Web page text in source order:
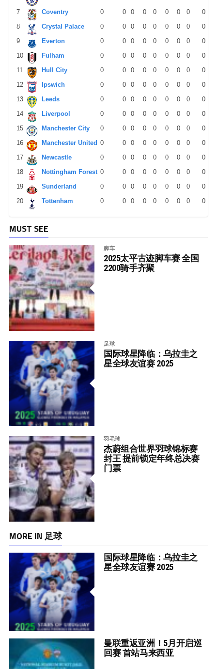
7
Coventry 0 0 0 0 0 0 0 0
0
8
Crystal Palace 0 0 0 0 0 0 0 0
0
9
Everton 0 0 0 0 0 0 0 0
0
10
Fulham 0 0 0 0 0 0 0 0
0
11
Hull City 0 0 0 0 0 0 0 0
0
12
Ipswich 0 0 0 0 0 0 0 0
0
13
Leeds 0 0 0 0 0 0 0 0
0
14
Liverpool 0 0 0 0 0 0 0 0
0
15
Manchester City 0 0 0 0 0 0 0 0
0
16
Manchester United 0 0 0 0 0 0 0 0
0
17
Newcastle 0 0 0 0 0 0 0 0
0
18
Nottingham Forest 0 0 0 0 0 0 0 0
0
19
Sunderland 0 0 0 0 0 0 0 0
0
20
Tottenham 0 0 0 0 0 0 0 0 0
MUST SEE
脚车
2025太平古迹脚车赛 全国
2200骑手齐聚
足球
国际球星降临：乌拉圭之
星全球友谊赛 2025
羽毛球
杰蔚组合世界羽球锦标赛
封王 提前锁定年终总决赛
门票
MORE IN 足球
国际球星降临：乌拉圭之
星全球友谊赛 2025
曼联重返亚洲！5月开启巡
回赛 首站马来西亚